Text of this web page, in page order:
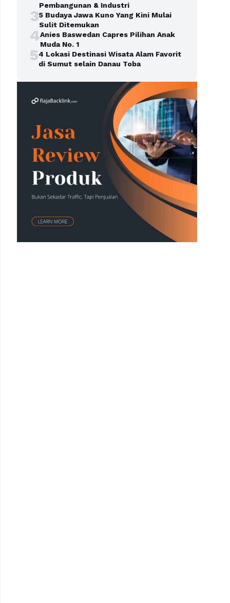
Pembangunan & Industri
35 Budaya Jawa Kuno Yang Kini Mulai
Sulit Ditemukan
4Anies Baswedan Capres Pilihan Anak
Muda No. 1
54 Lokasi Destinasi Wisata Alam Favorit
di Sumut selain Danau Toba